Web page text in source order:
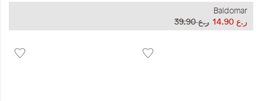
مجموعة رمضان
Baldomar
ر.ع 39.90
ر.ع 14.90